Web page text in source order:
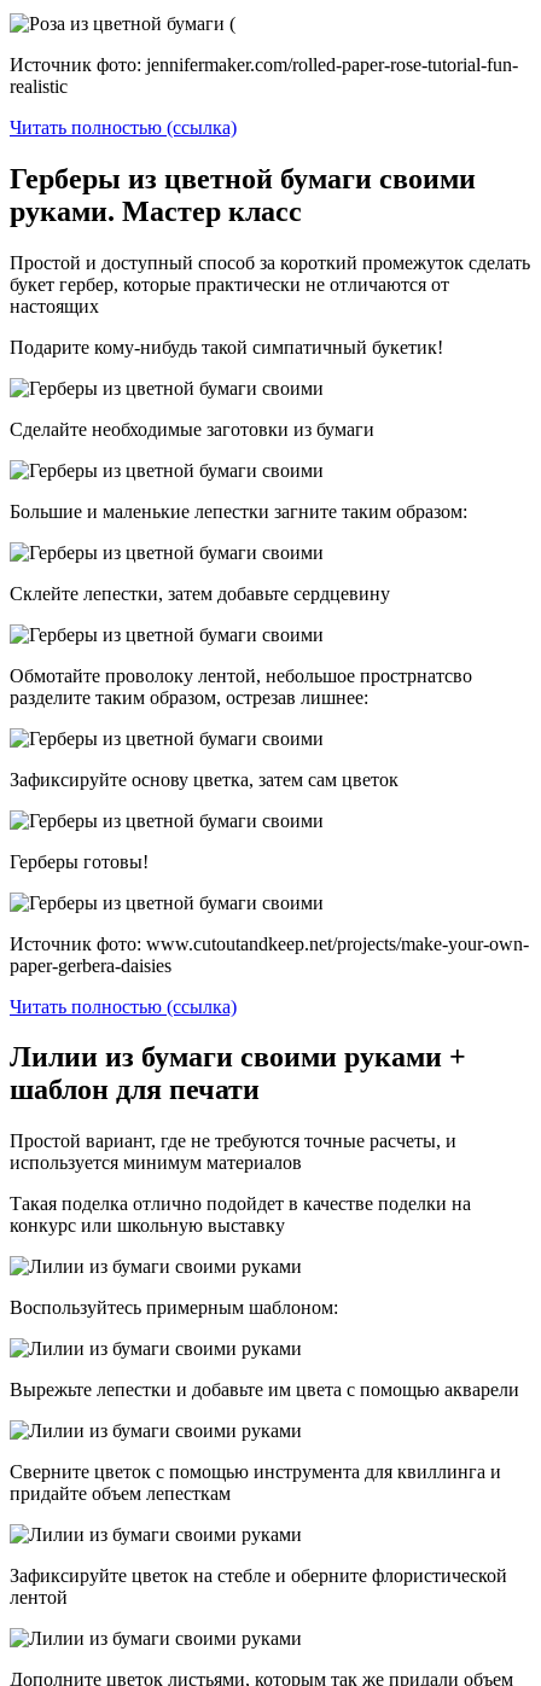
Источник фото: jennifermaker.com/rolled-paper-rose-tutorial-fun-
realistic
Читать полностью (ссылка)
Герберы из цветной бумаги своими
руками. Мастер класс
Простой и доступный способ за короткий промежуток сделать
букет гербер, которые практически не отличаются от
настоящих
Подарите кому-нибудь такой симпатичный букетик!
Сделайте необходимые заготовки из бумаги
Большие и маленькие лепестки загните таким образом:
Склейте лепестки, затем добавьте сердцевину
Обмотайте проволоку лентой, небольшое прострнатсво
разделите таким образом, острезав лишнее:
Зафиксируйте основу цветка, затем сам цветок
Герберы готовы!
Источник фото: www.cutoutandkeep.net/projects/make-your-own-
paper-gerbera-daisies
Читать полностью (ссылка)
Лилии из бумаги своими руками +
шаблон для печати
Простой вариант, где не требуются точные расчеты, и
используется минимум материалов
Такая поделка отлично подойдет в качестве поделки на
конкурс или школьную выставку
Воспользуйтесь примерным шаблоном:
Вырежьте лепестки и добавьте им цвета с помощью акварели
Сверните цветок с помощью инструмента для квиллинга и
придайте объем лепесткам
Зафиксируйте цветок на стебле и оберните флористической
лентой
Дополните цветок листьями, которым так же придали объем